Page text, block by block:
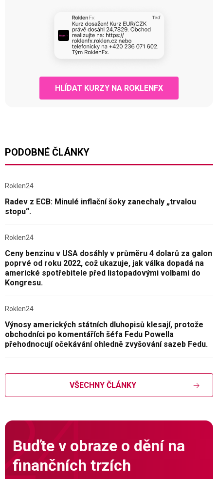
HLÍDAT KURZY NA ROKLENFX
PODOBNÉ ČLÁNKY
Roklen24
Radev z ECB: Minulé inflační šoky zanechaly „trvalou
stopu“.
Roklen24
Ceny benzinu v USA dosáhly v průměru 4 dolarů za galon
poprvé od roku 2022, což ukazuje, jak válka dopadá na
americké spotřebitele před listopadovými volbami do
Kongresu.
Roklen24
Výnosy amerických státních dluhopisů klesají, protože
obchodníci po komentářích šéfa Fedu Powella
přehodnocují očekávání ohledně zvyšování sazeb Fedu.
VŠECHNY ČLÁNKY
Buďte v obraze o dění na
finančních trzích